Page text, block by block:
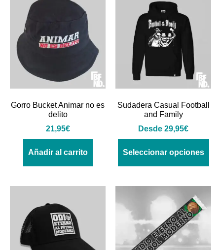
Gorro Bucket Animar no es
delito
21,95€
Añadir al carrito
Sudadera Casual Football
and Family
Desde 29,95€
Seleccionar opciones